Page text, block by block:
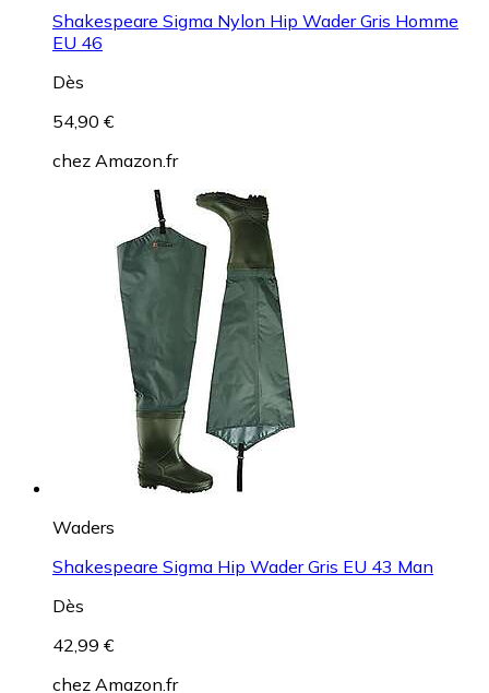
Shakespeare Sigma Nylon Hip Wader Gris Homme
EU 46
Dès
54,90 €
chez Amazon.fr
Waders
Shakespeare Sigma Hip Wader Gris EU 43 Man
Dès
42,99 €
chez Amazon.fr